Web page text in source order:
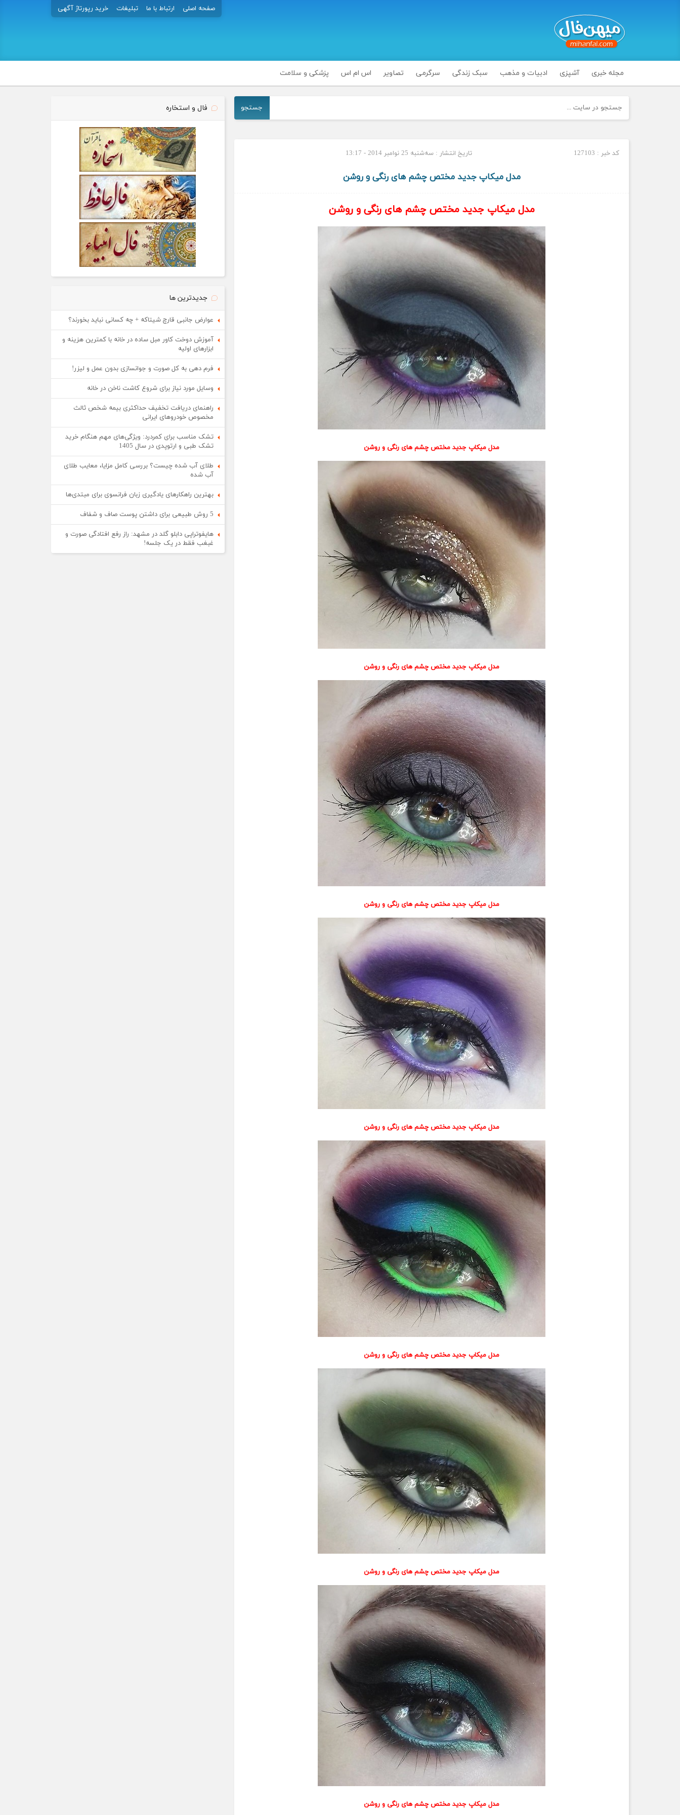
صفحه اصلی ارتباط با ما تبلیغات خرید رپورتاژ آگهی
مجله خبری آشپزی ادبیات و مذهب سبک زندگی سرگرمی تصاویر اس ام اس پزشکی و سلامت
جستجو
کد خبر : 127103 تاریخ انتشار : سه‌شنبه 25 نوامبر 2014 - 13:17
مدل میکاپ جدید مختص چشم های رنگی و روشن
مدل میکاپ جدید مختص چشم های رنگی و روشن
مدل میکاپ جدید مختص چشم های رنگی و روشن
مدل میکاپ جدید مختص چشم های رنگی و روشن
مدل میکاپ جدید مختص چشم های رنگی و روشن
مدل میکاپ جدید مختص چشم های رنگی و روشن
مدل میکاپ جدید مختص چشم های رنگی و روشن
مدل میکاپ جدید مختص چشم های رنگی و روشن
مدل میکاپ جدید مختص چشم های رنگی و روشن
فال و استخاره
جدیدترین ها
عوارض جانبی قارچ شیتاکه + چه کسانی نباید بخورند؟
آموزش دوخت کاور مبل ساده در خانه با کمترین هزینه و
ابزارهای اولیه
فرم دهی به کل صورت و جوانسازی بدون عمل و لیزر!
وسایل مورد نیاز برای شروع کاشت ناخن در خانه
راهنمای دریافت تخفیف حداکثری بیمه شخص ثالث
مخصوص خودروهای ایرانی
تشک مناسب برای کمردرد: ویژگی‌های مهم هنگام خرید
تشک طبی و ارتوپدی در سال 1405
طلای آب شده چیست؟ بررسی کامل مزایا، معایب طلای
آب شده
بهترین راهکارهای یادگیری زبان فرانسوی برای مبتدی‌ها
5 روش طبیعی برای داشتن پوست صاف و شفاف
هایفوتراپی دابلو گلد در مشهد: راز رفع افتادگی صورت و
غبغب فقط در یک جلسه!